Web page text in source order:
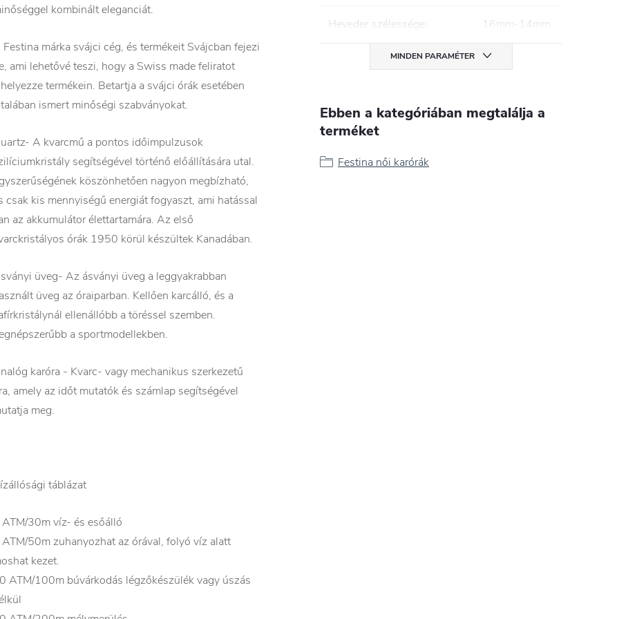
kombinált eleganciát.
márka svájci cég, és termékeit Svájcban fejezi
ami lehetővé teszi, hogy a Swiss made feliratot
termékein. Betartja a svájci órák esetében
ismert minőségi szabványokat.
A kvarcmű a pontos időimpulzusok
segítségével történő előállítására utal.
köszönhetően nagyon megbízható,
csak kis mennyiségű energiát fogyaszt, ami hatással
az akkumulátor élettartamára. Az első
órák 1950 körül készültek Kanadában.
üveg- Az ásványi üveg a leggyakrabban
üveg az óraiparban. Kellően karcálló, és a
ellenállóbb a töréssel szemben.
a sportmodellekben.
karóra - Kvarc- vagy mechanikus szerkezetű
amely az időt mutatók és számlap segítségével
meg.
táblázat
30m víz- és esőálló
50m zuhanyozhat az órával, folyó víz alatt
kezet.
ATM/100m búvárkodás légzőkészülék vagy úszás
Heveder szélessége: 16mm-14mm
MINDEN PARAMÉTER
Ebben a kategóriában megtalálja a
terméket
Festina női karórák